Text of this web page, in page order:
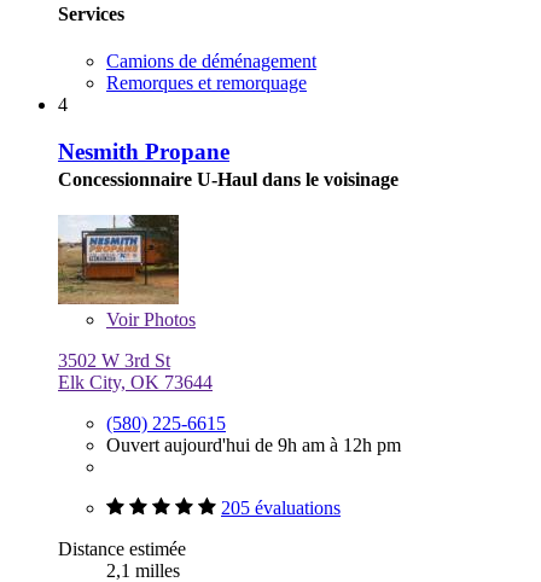
Services
Camions de déménagement
Remorques et remorquage
4
Nesmith Propane
Concessionnaire U-Haul dans le voisinage
VoirPhotos
3502 W 3rd St
Elk City, OK 73644
(580) 225-6615
Ouvert aujourd'hui de 9h am à 12h pm
205 évaluations
Distance estimée
2,1 milles